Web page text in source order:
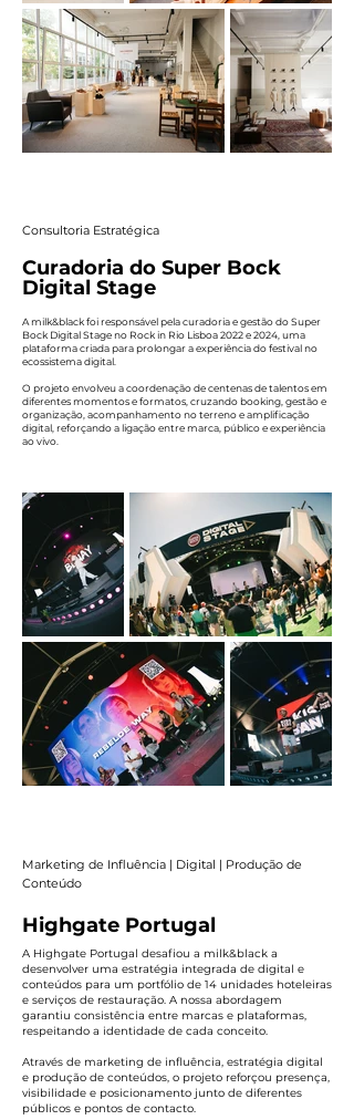
Consultoria Estratégica
Curadoria do Super Bock
Digital Stage
A milk&black foi responsável pela curadoria e gestão do Super
Bock Digital Stage no Rock in Rio Lisboa 2022 e 2024, uma
plataforma criada para prolongar a experiência do festival no
ecossistema digital.
O projeto envolveu a coordenação de centenas de talentos em
diferentes momentos e formatos, cruzando booking, gestão e
organização, acompanhamento no terreno e amplificação
digital, reforçando a ligação entre marca, público e experiência
ao vivo.
Marketing de Influência | Digital | Produção de
Conteúdo
Highgate Portugal
A Highgate Portugal desafiou a milk&black a
desenvolver uma estratégia integrada de digital e
conteúdos para um portfólio de 14 unidades hoteleiras
e serviços de restauração. A nossa abordagem
garantiu consistência entre marcas e plataformas,
respeitando a identidade de cada conceito.
Através de marketing de influência, estratégia digital
e produção de conteúdos, o projeto reforçou presença,
visibilidade e posicionamento junto de diferentes
públicos e pontos de contacto.